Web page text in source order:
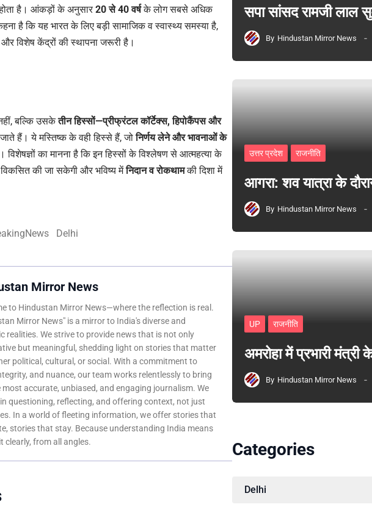
है। आंकड़ों के अनुसार 20 से 40 वर्षके लोग सबसे अधिक
है कि यह भारत के लिए बड़ी सामाजिक व स्वास्थ्य समस्या है,
विशेष केंद्रों की स्थापना जरूरी है।
बल्कि उसकेतीन हिस्सों—प्रीफ्रंटल कॉर्टेक्स, हिपोकैंपस और
हैं। ये मस्तिष्क के वही हिस्से हैं, जोनिर्णय लेने और भावनाओं के
विशेषज्ञों का मानना है कि इन हिस्सों के विश्लेषण से आत्महत्या के
की जा सकेगी और भविष्य मेंनिदान व रोकथामकी दिशा में
Delhi
Mirror News
to Hindustan Mirror News—where the reflection is real.
Mirror News" is a mirror to India's diverse and
realities. We strive to provide news that is not only
but meaningful, shedding light on stories that matter
political, cultural, or social. With a commitment to
and nuance, our team works relentlessly to bring
most accurate, unbiased, and engaging journalism. We
in questioning, reflecting, and offering context, not just
In a world of fleeting information, we offer stories that
stories that stay. Because understanding India means
clearly, from all angles.
सपा सांसद रामजी लाल
By Hindustan Mirror News
उत्तर प्रदेश राजनीति
आगरा: शव यात्रा के
By Hindustan Mirror News
UP राजनीति
अमरोहा में प्रभारी
By Hindustan Mirror News
Categories
Delhi